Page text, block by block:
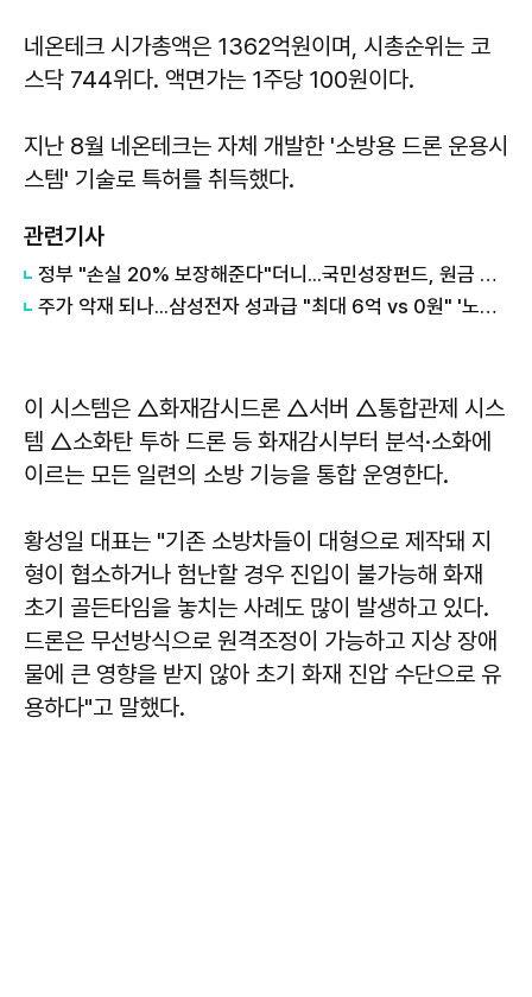
네온테크 시가총액은 1362억원이며, 시총순위는 코
스닥 744위다. 액면가는 1주당 100원이다.
지난 8월 네온테크는 자체 개발한 '소방용 드론 운용시
스템' 기술로 특허를 취득했다.
관련기사
정부 "손실 20% 보장해준다"더니...국민성장펀드, 원금 손실 시작됐다
주가 악재 되나...삼성전자 성과급 "최대 6억 vs 0원" '노노갈등' 터진 이유
이 시스템은 △화재감시드론 △서버 △통합관제 시스
템 △소화탄 투하 드론 등 화재감시부터 분석·소화에
이르는 모든 일련의 소방 기능을 통합 운영한다.
황성일 대표는 "기존 소방차들이 대형으로 제작돼 지
형이 협소하거나 험난할 경우 진입이 불가능해 화재
초기 골든타임을 놓치는 사례도 많이 발생하고 있다.
드론은 무선방식으로 원격조정이 가능하고 지상 장애
물에 큰 영향을 받지 않아 초기 화재 진압 수단으로 유
용하다"고 말했다.